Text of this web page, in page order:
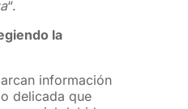
“.
la
información
delicada que